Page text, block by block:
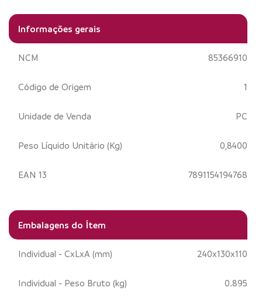
Informações gerais
NCM 85366910
Código de Origem 1
Unidade de Venda PC
Peso Líquido Unitário (Kg) 0,8400
EAN 13 7891154194768
Embalagens do Ítem
Individual - CxLxA (mm) 240x130x110
Individual - Peso Bruto (kg) 0.895